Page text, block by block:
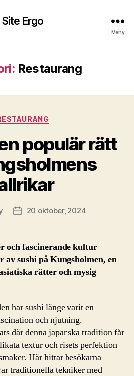
Site Ergo
Meny
Restaurang
Kategorier
populär rätt
Inläggsdatum
20 oktober, 2024
och fascinerande kultur
av sushi på Kungsholmen, en
rätter och mysig
har sushi länge varit en
och njutning.
där denna japanska tradition får
textur och risets perfektion
Här hittar besökarna
traditionella tekniker med